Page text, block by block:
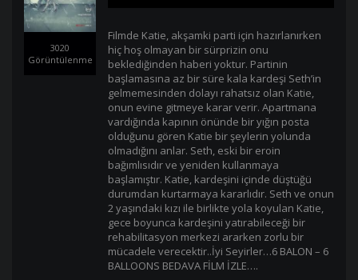
3020
Görüntülenme
Filmde Katie, akşamki parti için hazırlanırken
hiç hoş olmayan bir sürprizin onu
beklediğinden haberi yoktur. Partinin
başlamasına az bir süre kala kardeşi Seth’in
gelmemesinden dolayı rahatsız olan Katie,
onun evine gitmeye karar verir. Apartmana
vardığında kapının önünde bir yığın posta
olduğunu gören Katie bir şeylerin yolunda
olmadığını anlar. Seth, eski bir eroin
bağımlısıdır ve yeniden kullanmaya
başlamıştır. Katie, kardeşini içinde düştüğü
durumdan kurtarmaya kararlıdır. Seth ve onun
2 yaşındaki kızı ile birlikte yola koyulan Katie,
gece boyunca kardeşini yatırabileceği bir
rehabilitasyon merkezi ararken zorlu bir
mücadele verecektir..İyi Seyirler…6 BALON – 6
BALLOONS BEDAVA FİLM İZLE….